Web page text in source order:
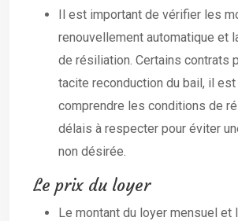
Il est important de vérifier les
renouvellement automatique et
de résiliation. Certains contrats
tacite reconduction du bail, il
comprendre les conditions de
délais à respecter pour éviter
non désirée.
Le prix du loyer
Le montant du loyer mensuel et